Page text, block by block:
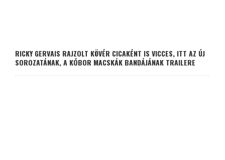
RICKY GERVAIS RAJZOLT KÖVÉR CICAKÉNT IS VICCES, ITT AZ ÚJ
SOROZATÁNAK, A KÓBOR MACSKÁK BANDÁJÁNAK TRAILERE